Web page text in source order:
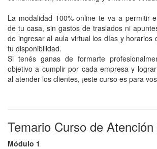
La modalidad 100% online te va a permitir
de tu casa, sin gastos de traslados ni
de ingresar al aula virtual los días y horarios
tu disponibilidad.
Si tenés ganas de formarte
objetivo a cumplir por cada empresa y
al atender los clientes, ¡este curso es para
Temario Curso de
Módulo 1